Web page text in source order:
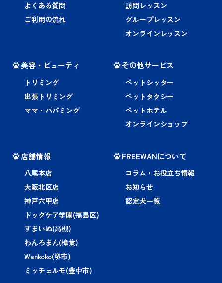
よくある質問
ご利用の流れ
訪問レッスン
グループレッスン
オンラインレッスン
美容・ビューティ
トリミング
出張トリミング
ママ・パパミング
その他サービス
ペットシッター
ペットタクシー
ペットホテル
オンラインショップ
店舗情報
八尾本店
大阪北区店
神戸六甲店
ドッグケア学園(福島区)
すまいぬ(高槻)
わんろまん(樟葉)
Wankoko(堺市)
ミッチェルモ(豊中市)
FREEWANについて
コラム・お役立ち情報
お知らせ
認定犬一覧